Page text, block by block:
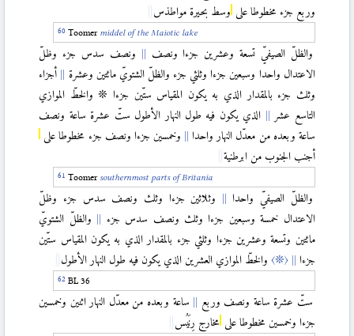
وربع جزء مخطوطا على وسط بحيرة مواطذس
Toomer middel of the Maiotic lake
والظلّ الصيفيّ تسعة وعشرين جزءا ونصف
ونصف سدس جزء وظلّ
الاعتدال واحدا وسبعين جزءا وثلثي جزء والظلّ الشتويّ مائتين وعشرة
أجزاء
وثلث جزء بالمقدار الذي به يكون المقياس ستّين جزءا ❊ والخطّ الموازي
التاسع عشر
الذي يكون فيه طول النهار الأطول ستّ عشرة ساعة ونصف
ساعة وبعده من معدّل النهار واحدا
وخمسين جزءا ونصف جزء مخطوطا على
أجنب الجنوب من ابرطنية
Toomersouthernmost parts of Britania
والظلّ الصيفيّ واحدا
وثلاثين جزءا وثلث ونصف سدس جزء وظلّ
الاعتدال خمسة وسبعين جزءا وثلث ونصف سدس جزء
والظلّ الشتويّ
مائتين وتسعة وعشرين جزءا وثلثي جزء بالمقدار الذي به يكون المقياس ستّين
جزءا
〈❊〉 والخطّ الموازي العشرين الذي يكون فيه طول النهار الأطول
BL 36
ستّ عشرة ساعة ونصف وربع
ساعة وبعده من معدّل النهار اثنين وخمسين
جزءا وخمسين مخطوطا على مخارج رِنَيُس